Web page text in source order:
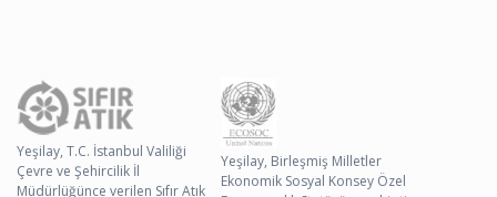
Yeşilay, T.C. İstanbul Valiliği
Çevre ve Şehircilik İl
Müdürlüğünce verilen Sıfır Atık
Yeşilay, Birleşmiş Milletler
Ekonomik Sosyal Konsey Özel